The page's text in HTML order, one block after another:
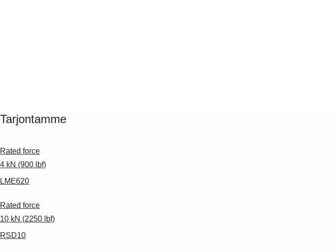
Tarjontamme
Rated force
4 kN (900 lbf)
LME620
Rated force
10 kN (2250 lbf)
RSD10